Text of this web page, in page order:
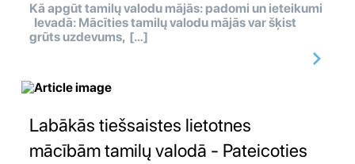
Kā apgūt tamilų valodu mājās: padomi un ieteikumi
Ievadā: Mācīties tamilų valodu mājās var šķist
grūts uzdevums, […]
Labākās tiešsaistes lietotnes
mācībām tamilų valodā - Pateicoties